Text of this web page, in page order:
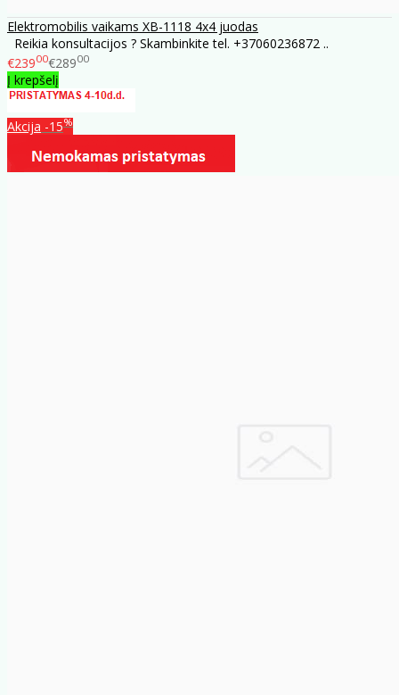
Elektromobilis vaikams XB-1118 4x4 juodas
Reikia konsultacijos ? Skambinkite tel. +37060236872 ..
€23900€28900
Į krepšelį
Akcija -15%